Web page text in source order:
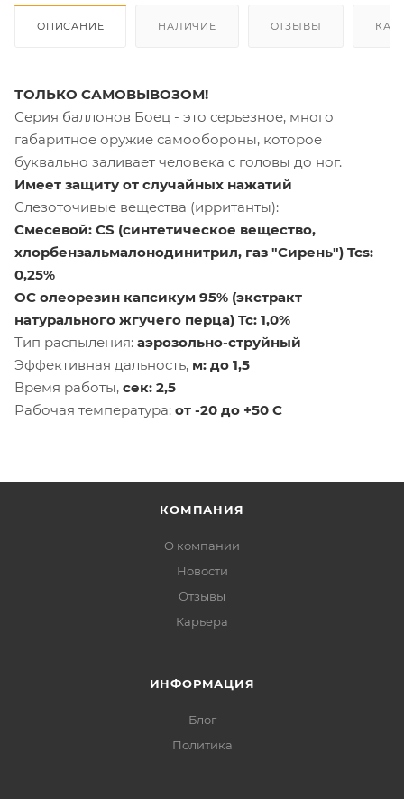
ОПИСАНИЕ НАЛИЧИЕ ОТЗЫВЫ КАК
ТОЛЬКО САМОВЫВОЗОМ!
Серия баллонов Боец - это серьезное, много
габаритное оружие самообороны, которое
буквально заливает человека с головы до ног.
Имеет защиту от случайных нажатий
Слезоточивые вещества (ирританты):
Смесевой: CS (синтетическое вещество,
хлорбензальмалонодинитрил, газ "Сирень") Tcs:
0,25%
OC олеорезин капсикум 95% (экстракт
натурального жгучего перца) Tc: 1,0%
Тип распыления: аэрозольно-струйный
Эффективная дальность, м: до 1,5
Время работы, сек: 2,5
Рабочая температура: от -20 до +50 С
КОМПАНИЯ
О компании
Новости
Отзывы
Карьера
ИНФОРМАЦИЯ
Блог
Политика